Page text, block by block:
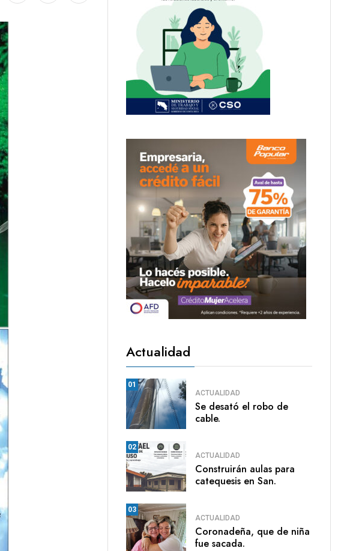
Actualidad
01
ACTUALIDAD
Se desató el robo de
cable.
02
ACTUALIDAD
Construirán aulas para
catequesis en San.
03
ACTUALIDAD
Coronadeña, que de niña
fue sacada.